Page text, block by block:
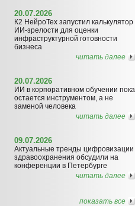
20.07.2026
К2 НейроТех запустил калькулятор
ИИ-зрелости для оценки
инфраструктурной готовности
бизнеса
читать далее
20.07.2026
ИИ в корпоративном обучении пока
остается инструментом, а не
заменой человека
читать далее
09.07.2026
Актуальные тренды цифровизации
здравоохранения обсудили на
конференции в Петербурге
читать далее
показать все